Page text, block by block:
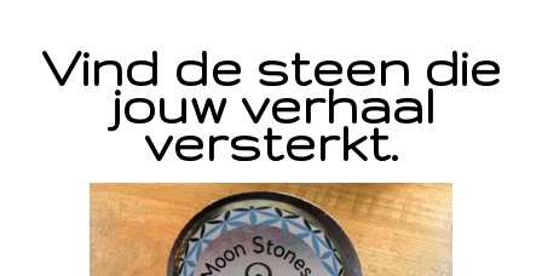
Vind de steen die
jouw verhaal
versterkt.